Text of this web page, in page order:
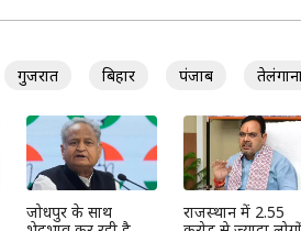
गुजरात बिहार पंजाब
जोधपुर के साथ
राजस्थान में 2.55